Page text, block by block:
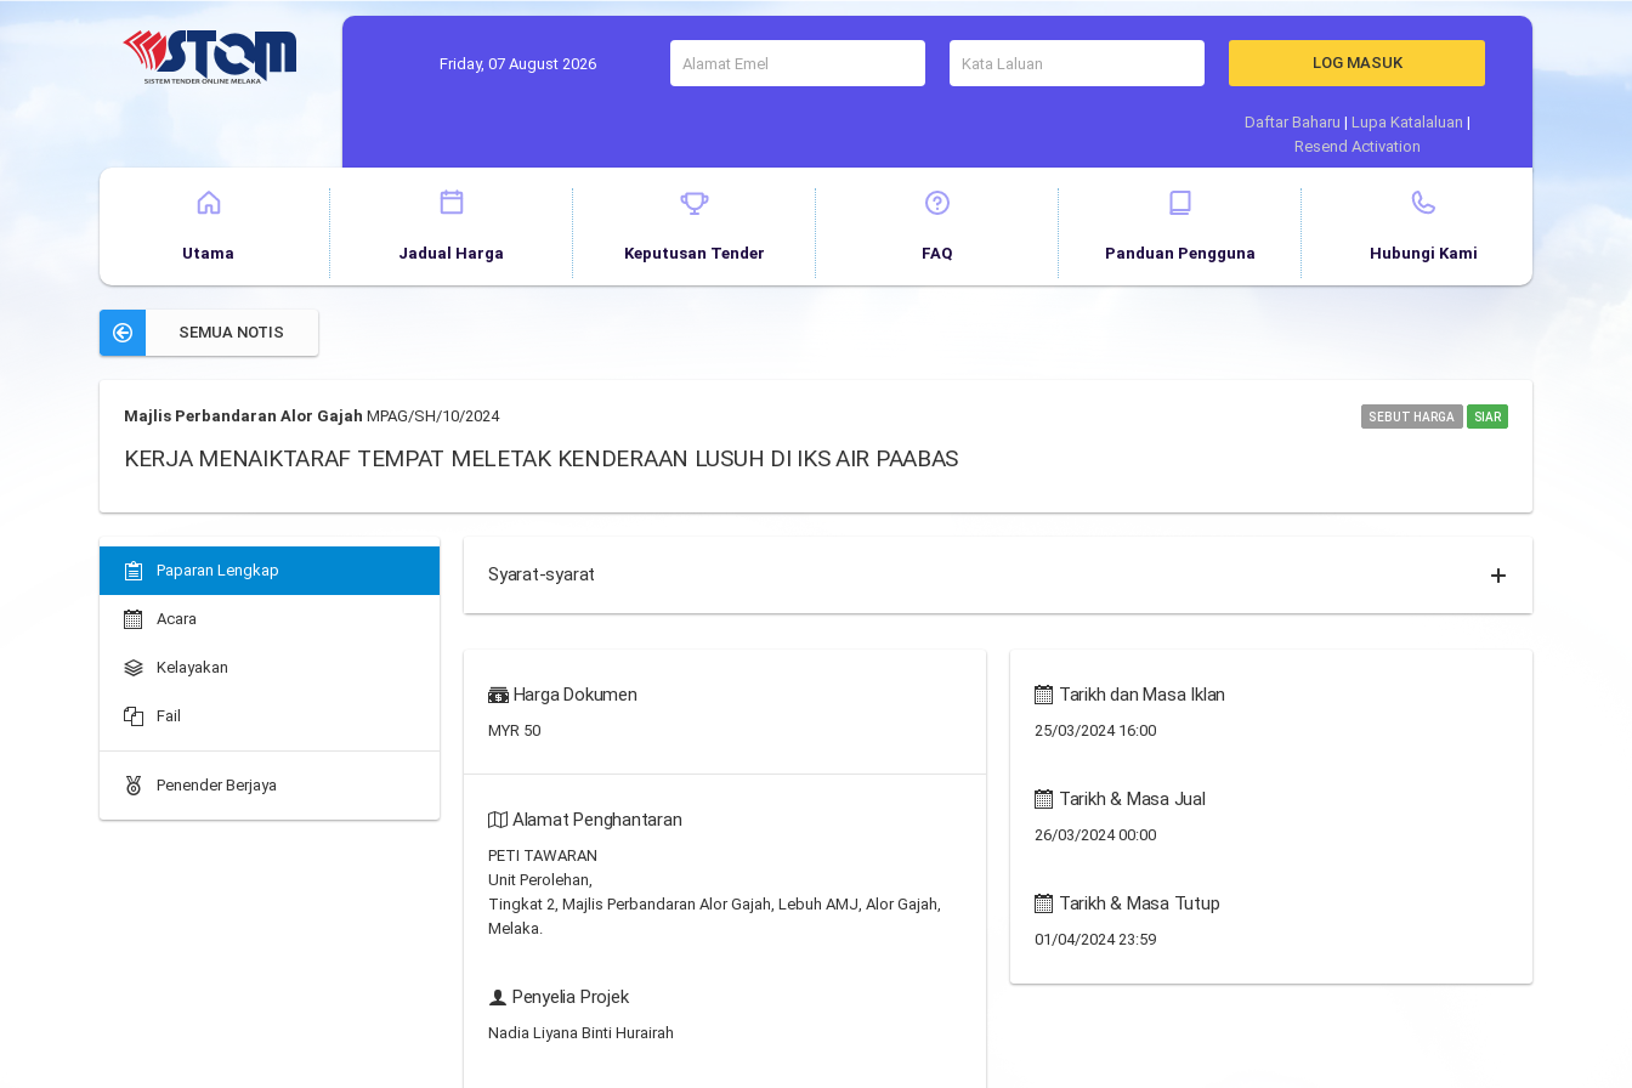
Friday, 07 August 2026 LOG MASUK
Daftar Baharu | Lupa Katalaluan |
Resend Activation
Utama Jadual Harga Keputusan Tender FAQ Panduan Pengguna Hubungi Kami
SEMUA NOTIS
Majlis Perbandaran Alor Gajah MPAG/SH/10/2024 SEBUT HARGA SIAR
KERJA MENAIKTARAF TEMPAT MELETAK KENDERAAN LUSUH DI IKS AIR PAABAS
Paparan Lengkap
Acara
Kelayakan
Fail
Penender Berjaya
Syarat-syarat
Harga Dokumen
MYR 50
Alamat Penghantaran
PETI TAWARAN
Unit Perolehan,
Tingkat 2, Majlis Perbandaran Alor Gajah, Lebuh AMJ, Alor Gajah,
Melaka.
Penyelia Projek
Nadia Liyana Binti Hurairah
Tarikh dan Masa Iklan
25/03/2024 16:00
Tarikh & Masa Jual
26/03/2024 00:00
Tarikh & Masa Tutup
01/04/2024 23:59